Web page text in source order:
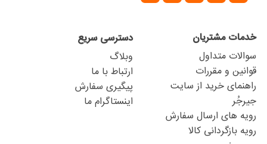
خدمات مشتریان
سوالات متداول
قوانین و مقررات
راهنمای خرید از سایت
جیرجُر
رویه های ارسال سفارش
رویه بازگردانی کالا
دسترسی سریع
وبلاگ
ارتباط با ما
پیگیری سفارش
اینستاگرام ما